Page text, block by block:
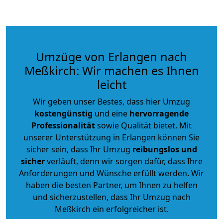
Umzüge von Erlangen nach
Meßkirch: Wir machen es Ihnen
leicht
Wir geben unser Bestes, dass hier Umzug
kostengünstig und eine hervorragende
Professionalitätsowie Qualität bietet. Mit
unserer Unterstützung in Erlangen können Sie
sicher sein, dass Ihr Umzug reibungslos und
sicherverläuft, denn wir sorgen dafür, dass Ihre
Anforderungen und Wünsche erfüllt werden. Wir
haben die besten Partner, um Ihnen zu helfen
und sicherzustellen, dass Ihr Umzug nach
Meßkirch ein erfolgreicher ist.